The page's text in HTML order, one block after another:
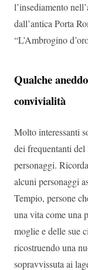
l’insediamento
dall’antica Porta
“L’Ambrogino
Qualche
convivialità
Molto interessanti
dei frequentanti del
personaggi.
alcuni personaggi
Tempio, persone
una vita come una
moglie e delle sue
ricostruendo una
sopravvissuta ai